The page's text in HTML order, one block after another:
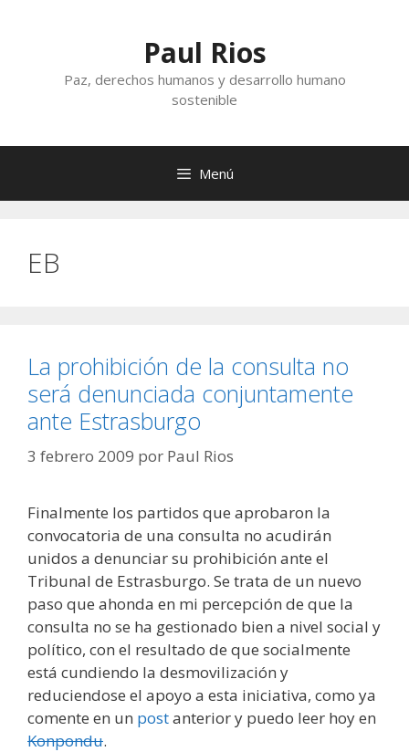
Paul Rios
Paz, derechos humanos y desarrollo humano
sostenible
Menú
EB
La prohibición de la consulta no
será denunciada conjuntamente
ante Estrasburgo
3 febrero 2009 por Paul Rios
Finalmente los partidos que aprobaron la
convocatoria de una consulta no acudirán
unidos a denunciar su prohibición ante el
Tribunal de Estrasburgo. Se trata de un nuevo
paso que ahonda en mi percepción de que la
consulta no se ha gestionado bien a nivel social y
político, con el resultado de que socialmente
está cundiendo la desmovilización y
reduciendose el apoyo a esta iniciativa, como ya
comente en un postanterior y puedo leer hoy en
Konpondu.